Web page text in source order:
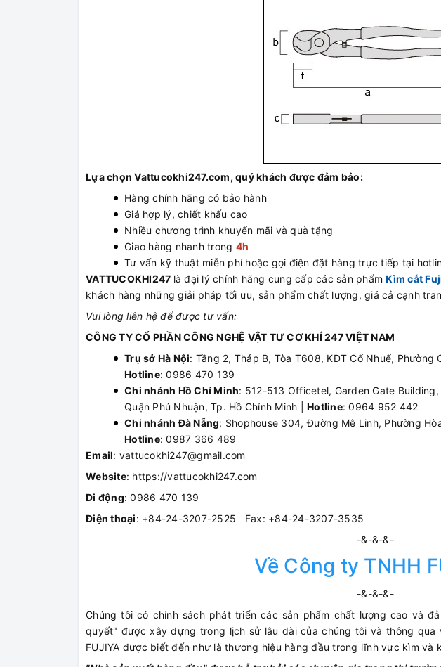
Lựa chọn Vattucokhi247.com, quý khách được đảm bảo:
Hàng chính hãng có bảo hành
Giá hợp lý, chiết khấu cao
Nhiều chương trình khuyến mãi và quà tặng
Giao hàng nhanh trong 4h
Tư vấn kỹ thuật miễn phí hoặc gọi điện đặt hàng trực tiếp tại
VATTUCOKHI247 là đại lý chính hãng cung cấp các sản phẩmKìm cắt
khách hàng những giải pháp tối ưu, sản phẩm chất lượng, giá cả cạnh
Vui lòng liên hệ để được tư vấn:
CÔNG TY CỔ PHẦN CÔNG NGHỆ VẬT TƯ CƠ KHÍ 247 VIỆT NAM
Trụ sở Hà Nội: Tầng 2, Tháp B, Tòa T608, KĐT Cổ Nhuế, Phường
Hotline: 0986 470 139
Chi nhánh Hồ Chí Minh: 512-513 Officetel, Garden Gate
Quận Phú Nhuận, Tp. Hồ Chính Minh | Hotline: 0964 952 442
Chi nhánh Đà Nẵng: Shophouse 304, Đường Mê Linh, Phường
Hotline: 0987 366 489
Email: vattucokhi247@gmail.com
Website: https://vattucokhi247.com
Di động: 0986 470 139
Điện thoại: +84-24-3207-2525 Fax: +84-24-3207-3535
-&-&-&-
Về Công ty TNHH
-&-&-&-
Chúng tôi có chính sách phát triển các sản phẩm chất lượng cao và
quyết" được xây dựng trong lịch sử lâu dài của chúng tôi và thông qua
FUJIYA được biết đến như là thương hiệu hàng đầu trong lĩnh vực kìm